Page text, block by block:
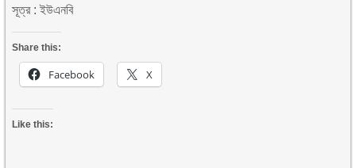
সূত্র : ইউএনবি
Share this:
Facebook X
Like this: